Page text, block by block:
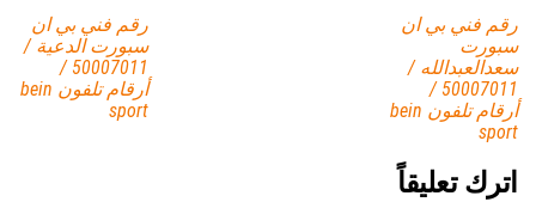
رقم فني بي ان
سبورت الدعية /
50007011 /
أرقام تلفون bein
sport
رقم فني بي ان
سبورت
سعدالعبدالله /
50007011 /
أرقام تلفون bein
sport
اترك تعليقاً